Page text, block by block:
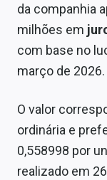
da companhia
milhões em
com base no
março de 2026.
O valor
ordinária e
0,558998 por
realizado em